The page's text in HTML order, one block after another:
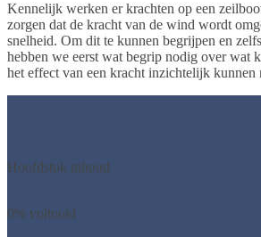
Kennelijk werken er krachten op een
zorgen dat de kracht van de wind wordt
snelheid. Om dit te kunnen begrijpen en
hebben we eerst wat begrip nodig over wat
het effect van een kracht inzichtelijk kunnen
Hoofdstuk inhoud
0% voltooid